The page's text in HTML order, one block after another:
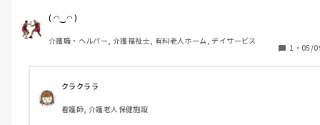
指摘すると逆ギレして、管理者に報告に上がるᕦ(ò_óˇ)ᕤ
どうしてなのか疑問だったんだけど、ようやく納得出来た^_^
そこの事業所自体がそれを許しているが為に、例え他のスタッフ
他のスタッフの揚げ足取りばかりするし、職場の風紀を乱す事が
多いから異動なんだねぇᕦ(ò_óˇ)ᕤ
終わりの始まりだm(._.)m
( ◠‿◠ )
介護職・ヘルパー, 介護福祉士, 有料老人ホーム, デイサービス
1 ・ 05/
クラクララ
看護師, 介護老人保健施設